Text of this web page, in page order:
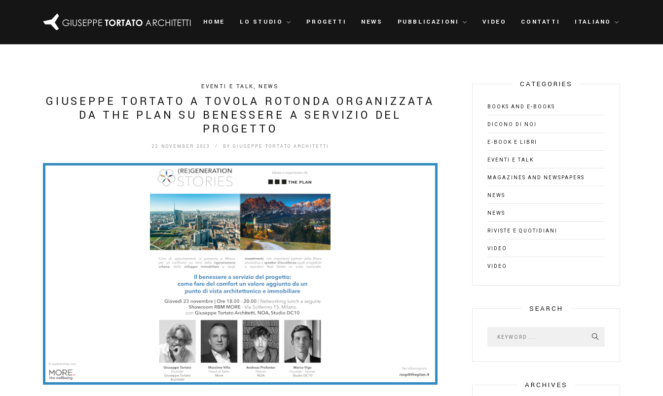
HOME LO STUDIO PROGETTI NEWS PUBBLICAZIONI VIDEO CONTATTI ITALIANO
EVENTI E TALK,NEWS
GIUSEPPE TORTATO A TOVOLA ROTONDA ORGANIZZATA
DA THE PLAN SU BENESSERE A SERVIZIO DEL
PROGETTO
22 NOVEMBER 2023 / BY GIUSEPPE TORTATO ARCHITETTI
CATEGORIES
BOOKS AND E-BOOKS
DICONO DI NOI
E-BOOK E LIBRI
EVENTI E TALK
MAGAZINES AND NEWSPAPERS
NEWS
NEWS
RIVISTE E QUOTIDIANI
VIDEO
VIDEO
SEARCH
ARCHIVES